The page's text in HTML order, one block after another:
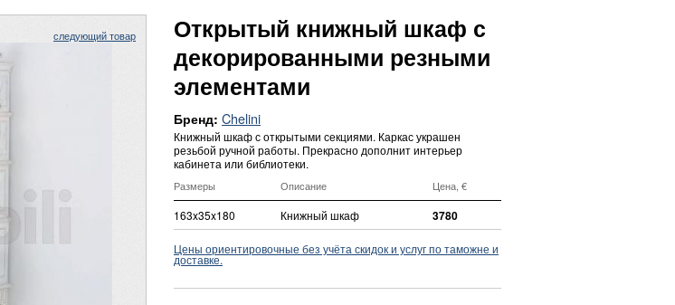
следующий товар
Открытый книжный шкаф с
декорированными резными
элементами
Бренд: Chelini
Книжный шкаф с открытыми секциями. Каркас украшен
резьбой ручной работы. Прекрасно дополнит интерьер
кабинета или библиотеки.
Размеры Описание Цена, €
163x35x180 Книжный шкаф 3780
Цены ориентировочные без учёта скидок и услуг по таможне и
доставке.